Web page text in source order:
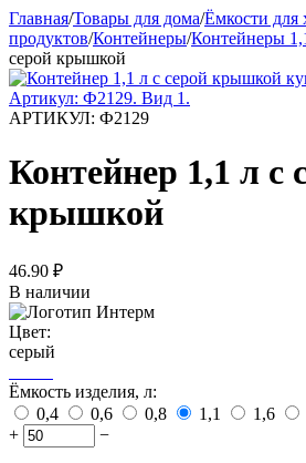
Главная/Товары для дома/Ёмкости для
продуктов/Контейнеры/Контейнеры
серой крышкой
АРТИКУЛ: Ф2129
Контейнер 1,1 л с
крышкой
46.90 ₽
В наличии
Цвет:
серый
Ёмкость изделия, л:
0,4
0,6 0,8 1,1 1,6
+
−